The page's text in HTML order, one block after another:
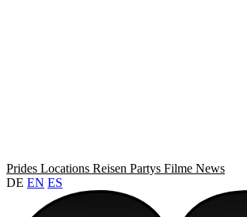
Prides Locations Reisen Partys Filme News
DE EN ES